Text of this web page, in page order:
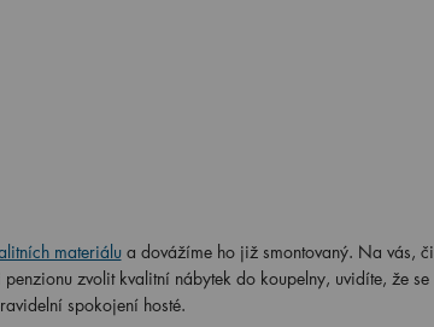
materiálua dovážíme ho již smontovaný. Na vás, či
zvolit kvalitní nábytek do koupelny, uvidíte, že se
spokojení hosté.